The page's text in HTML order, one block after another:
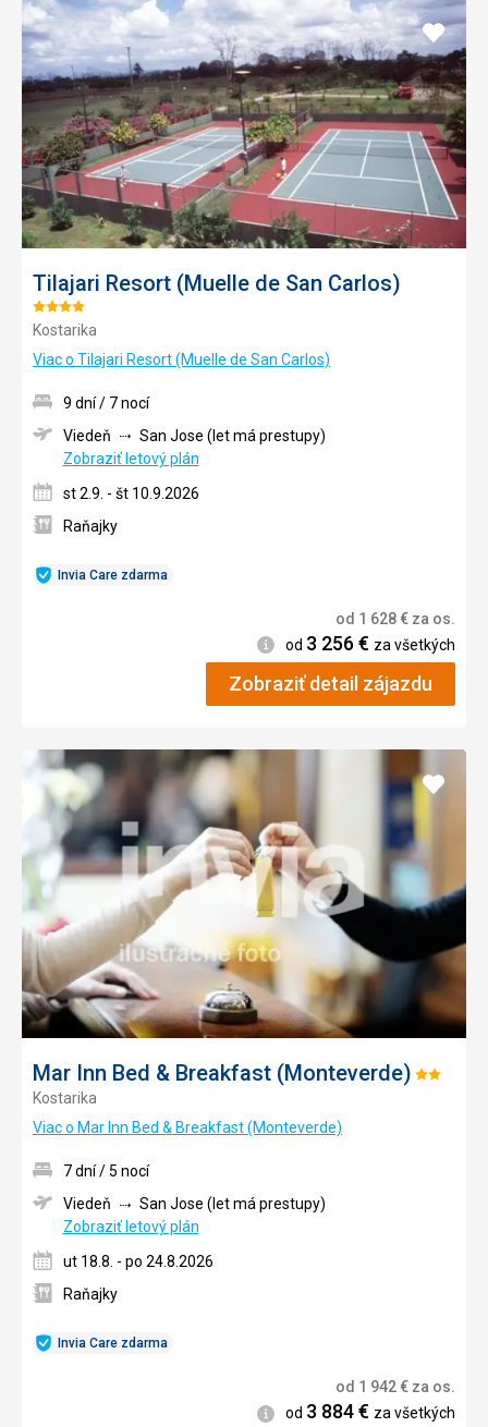
Tilajari Resort (Muelle de San Carlos)
Hodnotenie:
4/5
Kostarika
Viac o Tilajari Resort (Muelle de San Carlos)
Pridať
Invia Care zdarma
9 dní / 7 nocí
Viedeň
San Jose (let má prestupy)
Zobraziť letový plán
st 2.9. - št 10.9.2026
Raňajky
od 1 628€ za os.
Informácie
od 3 256€ za všetkých
Zobraziť detail zájazdu
Mar Inn Bed & Breakfast (Monteverde)
Kostarika
Viac o Mar Inn Bed & Breakfast (Monteverde)
Pridať
Invia Care zdarma
7 dní / 5 nocí
Viedeň
San Jose (let má prestupy)
Zobraziť letový plán
ut 18.8. - po 24.8.2026
Raňajky
od 1 942€ za os.
Informácie
od 3 884€ za všetkých